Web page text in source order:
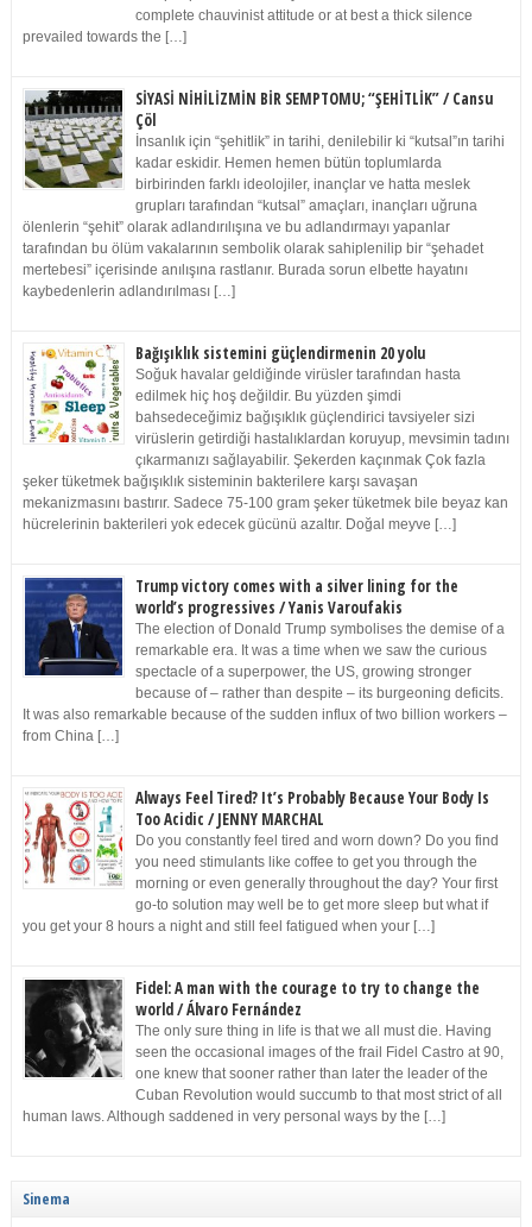
complete chauvinist attitude or at best a thick silence
prevailed towards the […]
SİYASİ NİHİLİZMİN BİR SEMPTOMU; “ŞEHİTLİK” / Cansu
Çöl
İnsanlık için “şehitlik” in tarihi, denilebilir ki “kutsal”ın tarihi
kadar eskidir. Hemen hemen bütün toplumlarda
birbirinden farklı ideolojiler, inançlar ve hatta meslek
grupları tarafından “kutsal” amaçları, inançları uğruna
ölenlerin “şehit” olarak adlandırılışına ve bu adlandırmayı yapanlar
tarafından bu ölüm vakalarının sembolik olarak sahiplenilip bir “şehadet
mertebesi” içerisinde anılışına rastlanır. Burada sorun elbette hayatını
kaybedenlerin adlandırılması […]
Bağışıklık sistemini güçlendirmenin 20 yolu
Soğuk havalar geldiğinde virüsler tarafından hasta
edilmek hiç hoş değildir. Bu yüzden şimdi
bahsedeceğimiz bağışıklık güçlendirici tavsiyeler sizi
virüslerin getirdiği hastalıklardan koruyup, mevsimin tadını
çıkarmanızı sağlayabilir. Şekerden kaçınmak Çok fazla
şeker tüketmek bağışıklık sisteminin bakterilere karşı savaşan
mekanizmasını bastırır. Sadece 75-100 gram şeker tüketmek bile beyaz kan
hücrelerinin bakterileri yok edecek gücünü azaltır. Doğal meyve […]
Trump victory comes with a silver lining for the
world’s progressives / Yanis Varoufakis
The election of Donald Trump symbolises the demise of a
remarkable era. It was a time when we saw the curious
spectacle of a superpower, the US, growing stronger
because of – rather than despite – its burgeoning deficits.
It was also remarkable because of the sudden influx of two billion workers –
from China […]
Always Feel Tired? It’s Probably Because Your Body Is
Too Acidic / JENNY MARCHAL
Do you constantly feel tired and worn down? Do you find
you need stimulants like coffee to get you through the
morning or even generally throughout the day? Your first
go-to solution may well be to get more sleep but what if
you get your 8 hours a night and still feel fatigued when your […]
Fidel: A man with the courage to try to change the
world / Álvaro Fernández
The only sure thing in life is that we all must die. Having
seen the occasional images of the frail Fidel Castro at 90,
one knew that sooner rather than later the leader of the
Cuban Revolution would succumb to that most strict of all
human laws. Although saddened in very personal ways by the […]
Sinema